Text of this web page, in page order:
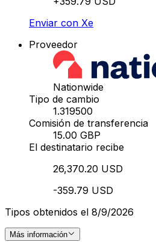
Enviar con Xe
Proveedor
Nationwide
Tipo de cambio
1.319500
Comisión de transferencia
15.00 GBP
El destinatario recibe
26,370.20 USD
-359.79 USD
Tipos obtenidos el 8/9/2026
Más información